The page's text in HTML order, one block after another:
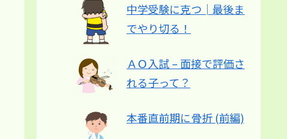
中学受験に克つ│最後ま
でやり切る！
ＡＯ入試 – 面接で評価さ
れる子って？
本番直前期に骨折 (前編)